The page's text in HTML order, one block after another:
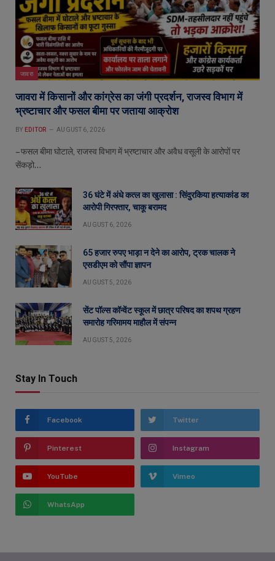
जावरा
जावरा में किसानों और कांग्रेस का जंगी प्रदर्शन, राजस्व विभाग में
भ्रष्टाचार और फसल बीमा पर जताया आक्रोश
BY EDITOR AUGUST 6, 2026
– फसल बीमा घोटाले, राजस्व विभाग में भ्रष्टाचार और अवैध वसूली के आरोपों पर
सेंकड़ो…
36 घंटे में अंधे कत्ल का खुलासा : सिंदुरकिया हत्याकांड का
आरोपी गिरफ्तार, चाकू बरामद
AUGUST 6, 2026
65 हजार रुपए भाड़ा न देने का आरोप, ट्रक चालक ने
एसडीएम को सौंपा ज्ञापन
AUGUST 5, 2026
सेंट पॉल्स कॉन्वेंट स्कूल में छात्र परिषद का शपथ ग्रहण
समारोह गरिमामय माहौल में संपन्न
AUGUST 5, 2026
Stay In Touch
Facebook Twitter
Pinterest Instagram
YouTube Vimeo
WhatsApp